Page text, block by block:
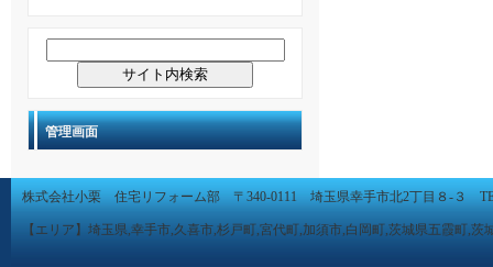
管理画面
株式会社小栗 住宅リフォーム部 〒340-0111 埼玉県幸手市北2丁目８-３
【エリア】埼玉県,幸手市,久喜市,杉戸町,宮代町,加須市,白岡町,茨城県五霞町,茨